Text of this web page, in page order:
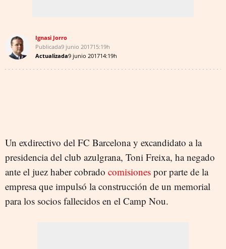
Ignasi Jorro
Publicada9 junio 201715:19h
Actualizada9 junio 201714:19h
Un exdirectivo del FC Barcelona y excandidato a la
presidencia del club azulgrana, Toni Freixa, ha negado
ante el juez haber cobrado comisiones por parte de la
empresa que impulsó la construcción de un memorial
para los socios fallecidos en el Camp Nou.